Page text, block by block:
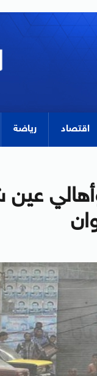
اقتصاد رياضة
وأهالي